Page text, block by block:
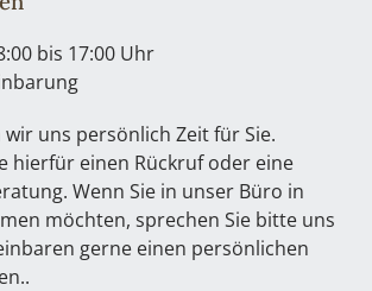
bis 17:00 Uhr
uns persönlich Zeit für Sie.
hierfür einen Rückruf oder eine
Wenn Sie in unser Büro in
möchten, sprechen Sie bitte uns
gerne einen persönlichen